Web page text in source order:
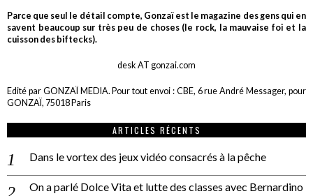
Parce que seul le détail compte, Gonzaï est le magazine des gens qui en
savent beaucoup sur très peu de choses (le rock, la mauvaise foi et la
cuisson des biftecks).
desk AT gonzai.com
Edité par GONZAÏ MEDIA. Pour tout envoi : CBE, 6 rue André Messager, pour
GONZAÏ, 75018 Paris
ARTICLES RÉCENTS
Dans le vortex des jeux vidéo consacrés à la pêche
On a parlé Dolce Vita et lutte des classes avec Bernardino